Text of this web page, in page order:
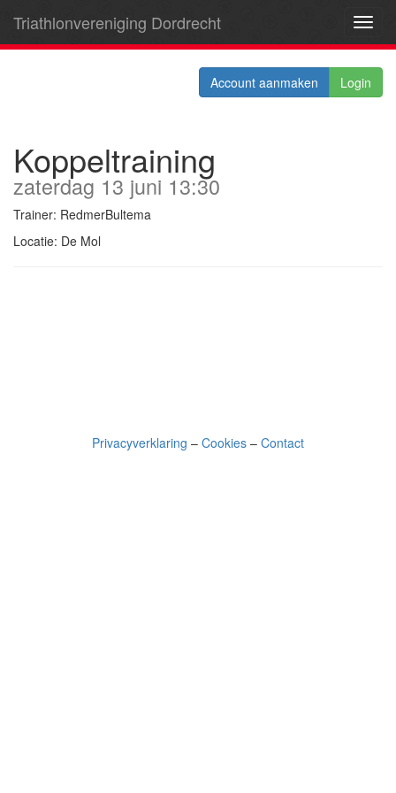
Triathlonvereniging Dordrecht
Account aanmaken Login
Koppeltraining
zaterdag 13 juni 13:30
Trainer: RedmerBultema
Locatie: De Mol
Privacyverklaring – Cookies – Contact